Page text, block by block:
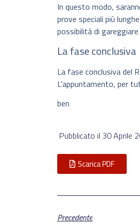
In questo modo,
prove speciali più
possibilità di
La fase conclusiva
La fase conclusiva del
L’appuntamento, per
ben
Pubblicato il 30 Aprile
Scarica PDF
Precedente